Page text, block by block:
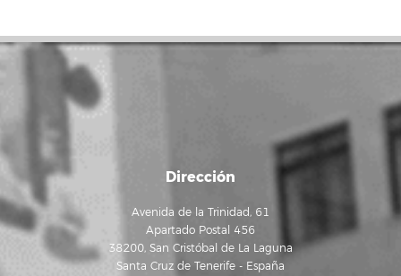
Dirección
Avenida de la Trinidad, 61
Apartado Postal 456
38200, San Cristóbal de La Laguna
Santa Cruz de Tenerife - España